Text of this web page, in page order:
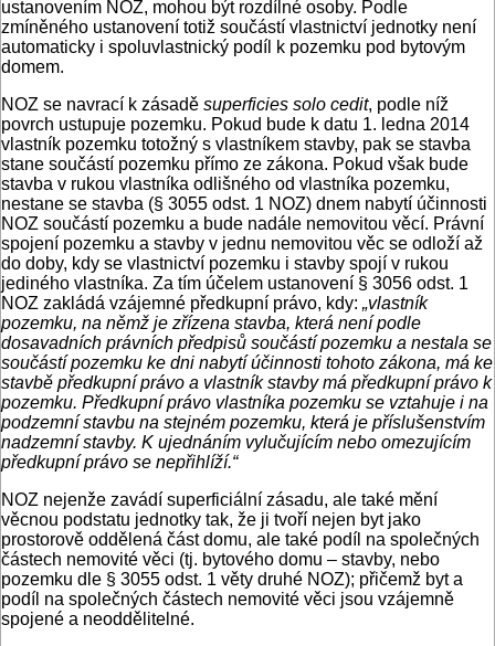
ustanovením NOZ, mohou být rozdílné osoby. Podle
zmíněného ustanovení totiž součástí vlastnictví jednotky není
automaticky i spoluvlastnický podíl k pozemku pod bytovým
domem.
NOZ se navrací k zásadě superficies solo cedit, podle níž
povrch ustupuje pozemku. Pokud bude k datu 1. ledna 2014
vlastník pozemku totožný s vlastníkem stavby, pak se stavba
stane součástí pozemku přímo ze zákona. Pokud však bude
stavba v rukou vlastníka odlišného od vlastníka pozemku,
nestane se stavba (§ 3055 odst. 1 NOZ) dnem nabytí účinnosti
NOZ součástí pozemku a bude nadále nemovitou věcí. Právní
spojení pozemku a stavby v jednu nemovitou věc se odloží až
do doby, kdy se vlastnictví pozemku i stavby spojí v rukou
jediného vlastníka. Za tím účelem ustanovení § 3056 odst. 1
NOZ zakládá vzájemné předkupní právo, kdy: „vlastník
pozemku, na němž je zřízena stavba, která není podle
dosavadních právních předpisů součástí pozemku a nestala se
součástí pozemku ke dni nabytí účinnosti tohoto zákona, má ke
stavbě předkupní právo a vlastník stavby má předkupní právo k
pozemku. Předkupní právo vlastníka pozemku se vztahuje i na
podzemní stavbu na stejném pozemku, která je příslušenstvím
nadzemní stavby. K ujednáním vylučujícím nebo omezujícím
předkupní právo se nepřihlíží.“
NOZ nejenže zavádí superficiální zásadu, ale také mění
věcnou podstatu jednotky tak, že ji tvoří nejen byt jako
prostorově oddělená část domu, ale také podíl na společných
částech nemovité věci (tj. bytového domu – stavby, nebo
pozemku dle § 3055 odst. 1 věty druhé NOZ); přičemž byt a
podíl na společných částech nemovité věci jsou vzájemně
spojené a neoddělitelné.